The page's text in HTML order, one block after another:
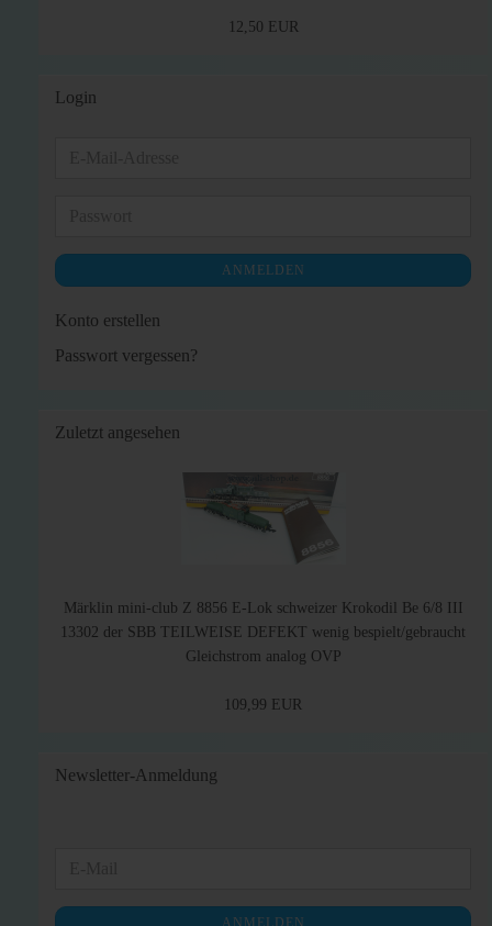
12,50 EUR
Login
ANMELDEN
Konto erstellen
Passwort vergessen?
Zuletzt angesehen
Märklin mini-club Z 8856 E-Lok schweizer Krokodil Be 6/8 III
13302 der SBB TEILWEISE DEFEKT wenig bespielt/gebraucht
Gleichstrom analog OVP
109,99 EUR
Newsletter-Anmeldung
NEWSLETTER-
ANMELDEN